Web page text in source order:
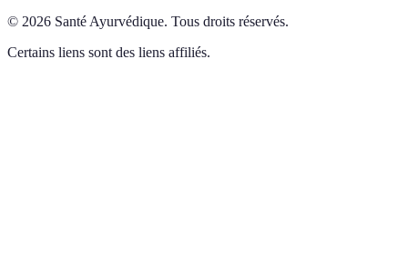
© 2026 Santé Ayurvédique. Tous droits réservés.
Certains liens sont des liens affiliés.